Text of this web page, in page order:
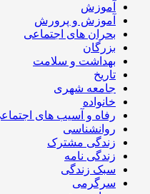
آموزش
آموزش و پرورش
بحران های اجتماعی
بزرگان
بهداشت و سلامت
تاریخ
جامعه شهری
خانواده
رفاه و آسیب های
روانشناسی
زندگی مشترک
زندگی نامه
سبک زندگی
سرگرمی